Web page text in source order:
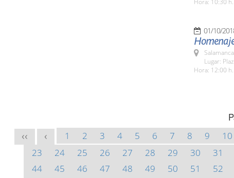
Hora: 10:30 h.
01/10/
Lugar:
Hora: 12:00 h.
<< < 1 2 3 4 5 6 7 8 9 10
23
24 25 26 27 28 29 30 31
44
45 46 47 48 49 50 51 52